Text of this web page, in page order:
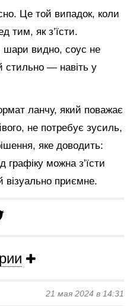
Це той випадок, коли
тим, як з’їсти.
шари видно, соус не
стильно — навіть у
ланчу, який поважає
не потребує зусиль,
яке доводить:
графіку можна з’їсти
візуально приємне.
21 мая 2024 в 14:31